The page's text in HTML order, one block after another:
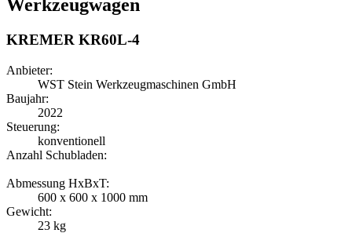
Werkzeugwagen
KREMER KR60L-4
Anbieter:
WST Stein Werkzeugmaschinen GmbH
Baujahr:
2022
Steuerung:
konventionell
Anzahl Schubladen:
Abmessung HxBxT:
600 x 600 x 1000 mm
Gewicht:
23 kg